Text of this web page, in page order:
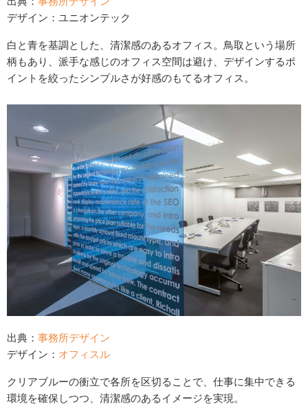
デザイン：ユニオンテック
白と青を基調とした、清潔感のあるオフィス。鳥取という場所
柄もあり、派手な感じのオフィス空間は避け、デザインするポ
イントを絞ったシンプルさが好感のもてるオフィス。
出典： 事務所デザイン
デザイン： オフィスル
クリアブルーの衝立で各所を区切ることで、仕事に集中できる
環境を確保しつつ、清潔感のあるイメージを実現。